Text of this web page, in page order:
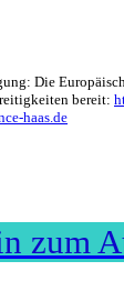
Die
bereit:
haas.de
zum